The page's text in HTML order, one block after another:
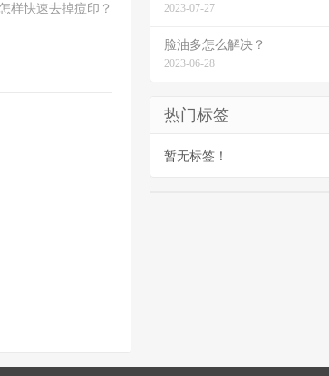
样快速去掉痘印？
2023-07-27
脸油多怎么解决？
2023-06-28
热门标签
暂无标签！